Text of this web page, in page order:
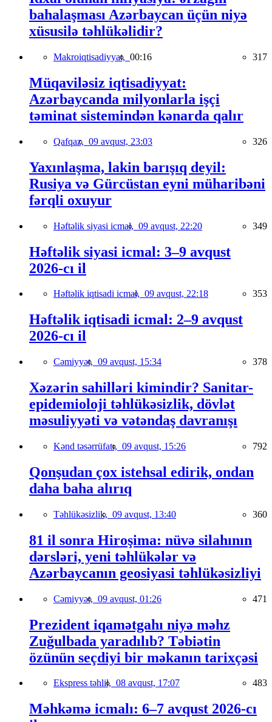
bahalaşması Azərbaycan üçün niyə
xüsusilə təhlükəlidir?
Makroiqtisadiyyat, 00:16 317
Müqaviləsiz iqtisadiyyat:
Azərbaycanda milyonlarla işçi
təminat sistemindən kənarda qalır
Qafqaz, 09 avqust, 23:03 326
Yaxınlaşma, lakin barışıq deyil:
Rusiya və Gürcüstan eyni müharibəni
fərqli oxuyur
Həftəlik siyasi icmal, 09 avqust, 22:20 349
Həftəlik siyasi icmal: 3–9 avqust
2026-cı il
Həftəlik iqtisadi icmal, 09 avqust, 22:18 353
Həftəlik iqtisadi icmal: 2–9 avqust
2026-cı il
Cəmiyyət, 09 avqust, 15:34 378
Xəzərin sahilləri kimindir? Sanitar-
epidemioloji təhlükəsizlik, dövlət
məsuliyyəti və vətəndaş davranışı
Kənd təsərrüfatı, 09 avqust, 15:26 792
Qonşudan çox istehsal edirik, ondan
daha baha alırıq
Təhlükəsizlik, 09 avqust, 13:40 360
81 il sonra Hiroşima: nüvə silahının
dərsləri, yeni təhlükələr və
Azərbaycanın geosiyasi təhlükəsizliyi
Cəmiyyət, 09 avqust, 01:26 471
Prezident iqamətgahı niyə məhz
Zuğulbada yaradılıb? Təbiətin
özünün seçdiyi bir məkanın tarixçəsi
Ekspress təhlil, 08 avqust, 17:07 483
Məhkəmə icmalı: 6–7 avqust 2026-cı